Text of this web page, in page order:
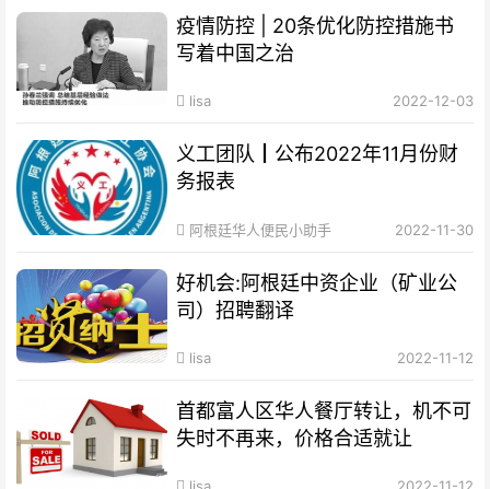
疫情防控 | 20条优化防控措施书
写着中国之治
lisa 2022-12-03
义工团队┃公布2022年11月份财
务报表
阿根廷华人便民小助手 2022-11-30
好机会:阿根廷中资企业（矿业公
司）招聘翻译
lisa 2022-11-12
首都富人区华人餐厅转让，机不可
失时不再来，价格合适就让